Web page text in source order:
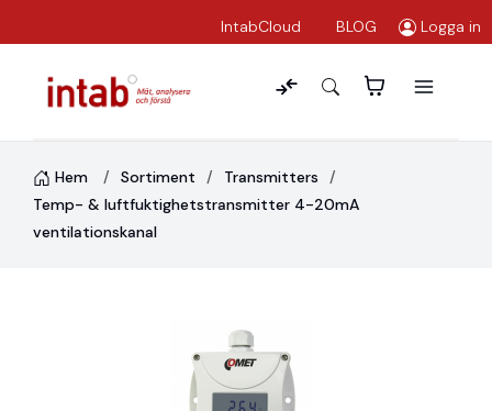
IntabCloud BLOG Logga in
Hem Sortiment
Transmitters
Temp- & luftfuktighetstransmitter 4-20mA
ventilationskanal